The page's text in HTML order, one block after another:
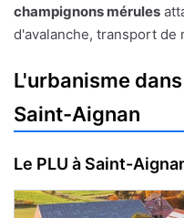
champignons mérules
d'avalanche, transport de
L'urbanisme
Saint-Aignan
Le PLU à Saint-